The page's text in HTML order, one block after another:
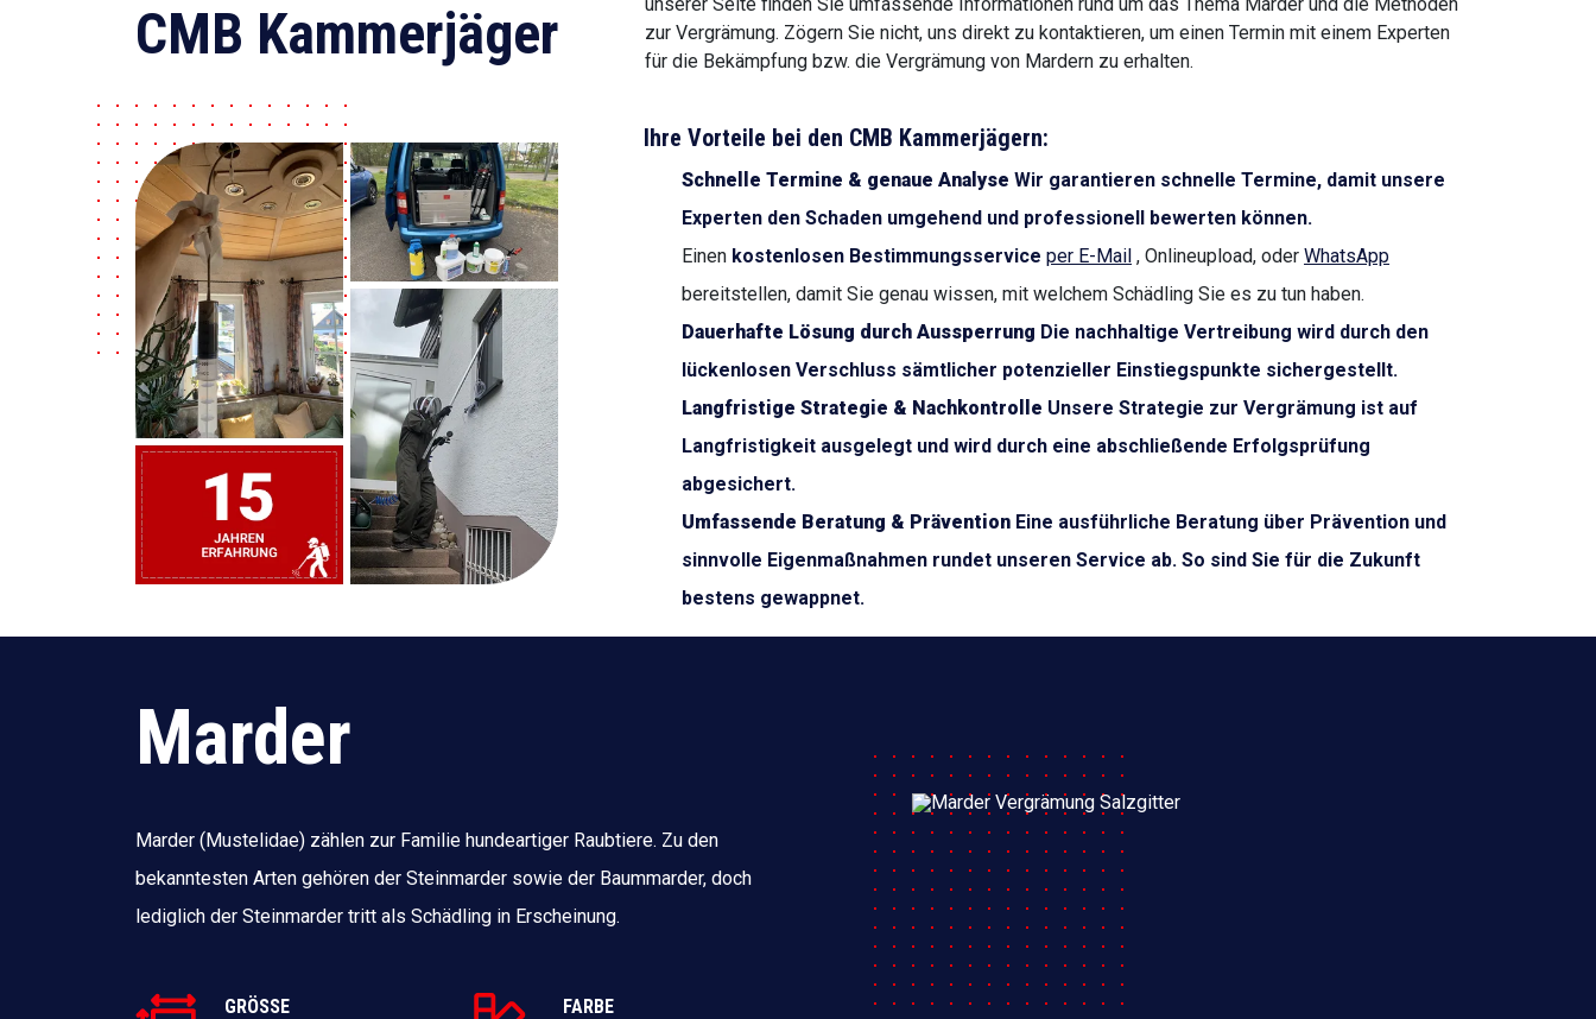
CMB Kammerjäger
zur Vergrämung. Zögern Sie nicht, uns direkt zu kontaktieren, um einen Termin mit einem Experten
für die Bekämpfung bzw. die Vergrämung von Mardern zu erhalten.
Ihre Vorteile bei den CMB Kammerjägern:
Schnelle Termine & genaue Analyse Wir garantieren schnelle Termine, damit unsere
Experten den Schaden umgehend und professionell bewerten können.
Einen kostenlosen Bestimmungsservice per E-Mail , Onlineupload, oder WhatsApp
bereitstellen, damit Sie genau wissen, mit welchem Schädling Sie es zu tun haben.
Dauerhafte Lösung durch Aussperrung Die nachhaltige Vertreibung wird durch den
lückenlosen Verschluss sämtlicher potenzieller Einstiegspunkte sichergestellt.
Langfristige Strategie & Nachkontrolle Unsere Strategie zur Vergrämung ist auf
Langfristigkeit ausgelegt und wird durch eine abschließende Erfolgsprüfung
abgesichert.
Umfassende Beratung & Prävention Eine ausführliche Beratung über Prävention und
sinnvolle Eigenmaßnahmen rundet unseren Service ab. So sind Sie für die Zukunft
bestens gewappnet.
Marder
Marder (Mustelidae) zählen zur Familie hundeartiger Raubtiere. Zu den
bekanntesten Arten gehören der Steinmarder sowie der Baummarder, doch
lediglich der Steinmarder tritt als Schädling in Erscheinung.
GRÖSSE FARBE